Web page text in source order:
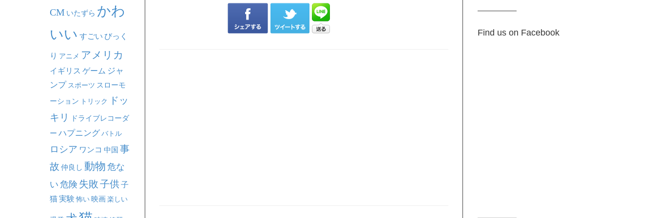
Find us on Facebook
CM いたずら かわ
いい すごい びっく
り アニメ アメリカ
イギリス ゲーム ジャ
ンプ スポーツ スローモ
ーション トリック
ドッ
キリ
ドライブレコーダ
ー ハプニング バトル
ロシア ワンコ 中国 事
故 仲良し 動物 危な
い 危険 失敗子供子
猫実験 怖い映画楽しい